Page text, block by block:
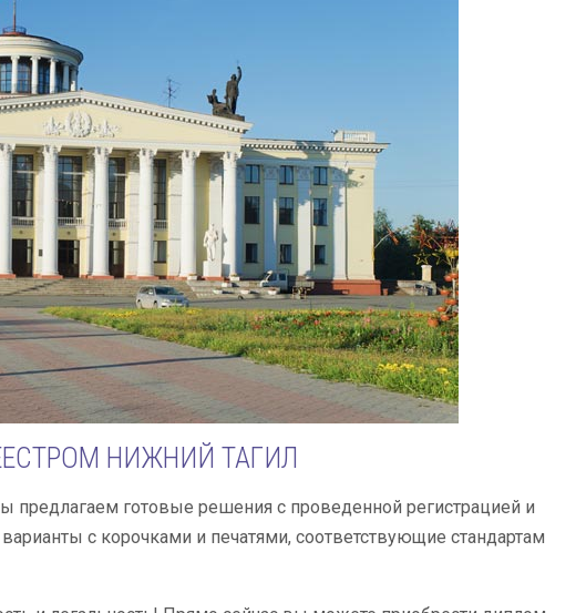
НИЖНИЙ ТАГИЛ
предлагаем готовые решения с проведенной регистрацией и
с корочками и печатями, соответствующие стандартам